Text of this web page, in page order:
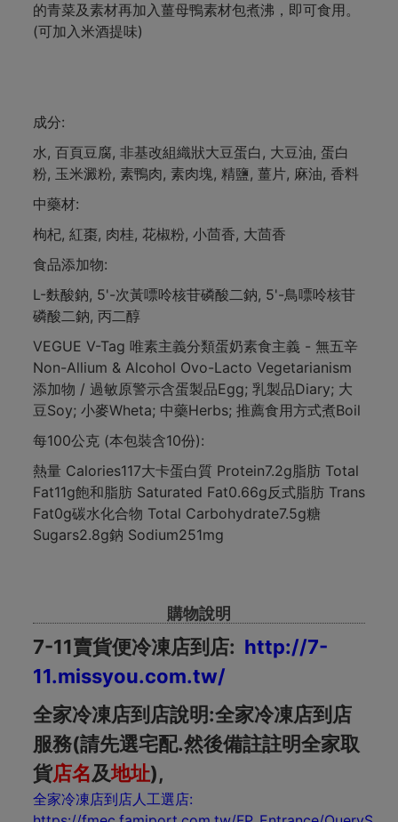
的青菜及素材再加入薑母鴨素材包煮沸，即可食用。
(可加入米酒提味)
成分:
水, 百頁豆腐, 非基改組織狀大豆蛋白, 大豆油, 蛋白
粉, 玉米澱粉, 素鴨肉, 素肉塊, 精鹽, 薑片, 麻油, 香料
中藥材:
枸杞, 紅棗, 肉桂, 花椒粉, 小茴香, 大茴香
食品添加物:
L-麩酸鈉, 5'-次黃嘌呤核苷磷酸二鈉, 5'-鳥嘌呤核苷
磷酸二鈉, 丙二醇
VEGUE V-Tag 唯素主義分類蛋奶素食主義 - 無五辛
Non-Allium & Alcohol Ovo-Lacto Vegetarianism
添加物 / 過敏原警示含蛋製品Egg; 乳製品Diary; 大
豆Soy; 小麥Wheta; 中藥Herbs; 推薦食用方式煮Boil
每100公克 (本包裝含10份):
熱量 Calories117大卡蛋白質 Protein7.2g脂肪 Total
Fat11g飽和脂肪 Saturated Fat0.66g反式脂肪 Trans
Fat0g碳水化合物 Total Carbohydrate7.5g糖
Sugars2.8g鈉 Sodium251mg
購物說明
7-11賣貨便冷凍店到店: http://7-
11.missyou.com.tw/
全家冷凍店到店說明:全家冷凍店到店
服務(請先選宅配.然後備註註明全家取
貨店名及地址),
全家冷凍店到店人工選店: